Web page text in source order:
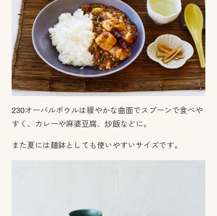
230オーバルボウルは緩やかな曲面でスプーンで食べや
すく、カレーや麻婆豆腐、炒飯などに。
また夏には麺鉢としても使いやすいサイズです。